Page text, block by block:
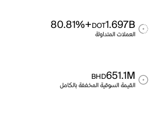
1.697B
DOT
+80.81%
العملات المتداولة
651.1M
BHD
القيمة السوقية المخففة بالكامل